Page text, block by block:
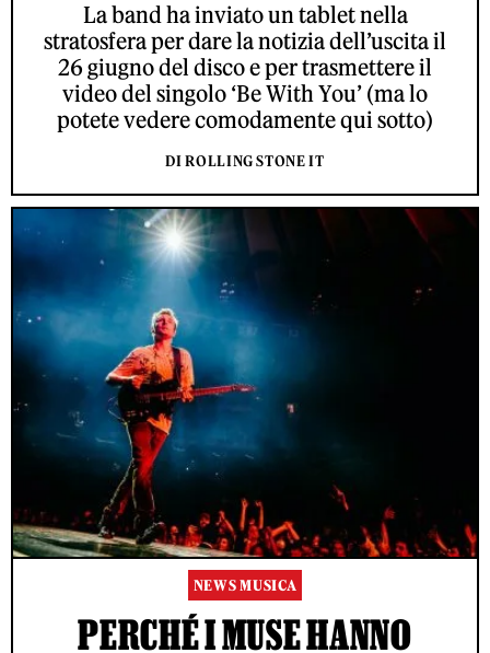
La band ha inviato un tablet nella
stratosfera per dare la notizia dell’uscita il
26 giugno del disco e per trasmettere il
video del singolo ‘Be With You’ (ma lo
potete vedere comodamente qui sotto)
DI ROLLING STONE IT
NEWS MUSICA
PERCHÉ I MUSE HANNO